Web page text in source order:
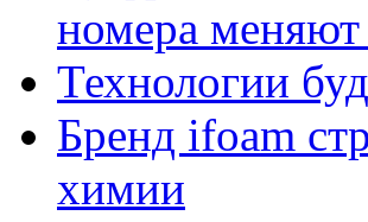
номера меняют
Технологии
Бренд ifoam
химии